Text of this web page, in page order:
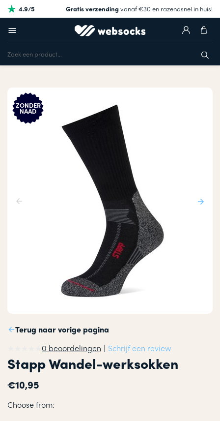
4.9/5 Gratis verzendingvanaf €30 en razendsnel in huis!
ZONDER
NAAD
Terug naar vorige pagina
0 beoordelingen | Schrijf een review
Stapp Wandel-werksokken
€10,95
Choose from: